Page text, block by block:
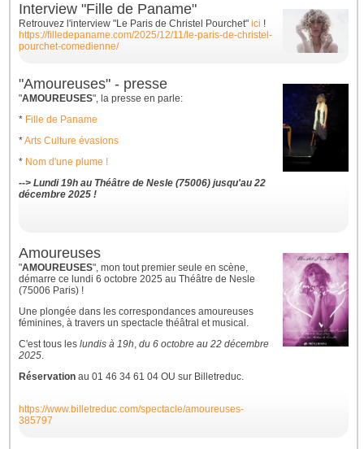
Interview "Fille de Paname"
Retrouvez l'interview "Le Paris de Christel Pourchet"ici !
https://filledepaname.com/2025/12/11/le-paris-de-christel-
pourchet-comedienne/
"Amoureuses" - presse
"AMOUREUSES", la presse en parle:
* Fille de Paname
*Arts Culture évasions
* Nom d'une plume !
--> Lundi 19h au Théâtre de Nesle (75006) jusqu'au 22
décembre 2025 !
Amoureuses
"AMOUREUSES", mon tout premier seule en scène,
démarre ce lundi 6 octobre 2025 au Théâtre de Nesle
(75006 Paris) !
Une plongée dans les correspondances amoureuses
féminines, à travers un spectacle théâtral et musical.
C'est tous leslundis à 19h,du 6 octobre au 22 décembre
2025.
Réservation au 01 46 34 61 04 OU sur Billetreduc.
https://www.billetreduc.com/spectacle/amoureuses-
385797